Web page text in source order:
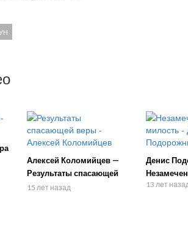
Алексей Коломийцев —
Результаты спасающей
веры
15 лет назад
Денис
13 лет